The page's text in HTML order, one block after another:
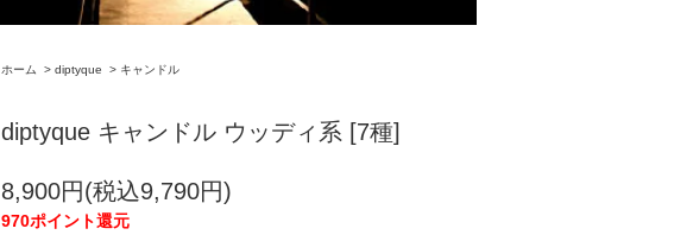
ホーム > diptyque > キャンドル
diptyque キャンドル ウッディ系 [7種]
8,900円(税込9,790円)
970ポイント還元